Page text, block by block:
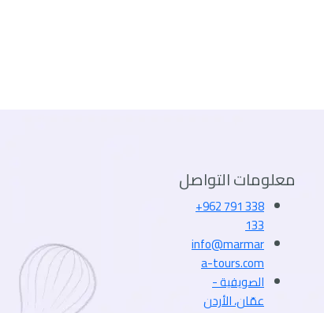
معلومات التواصل
+962 791 338
133
info@marmar
a-tours.com
الصويفية -
عمّان، الأردن